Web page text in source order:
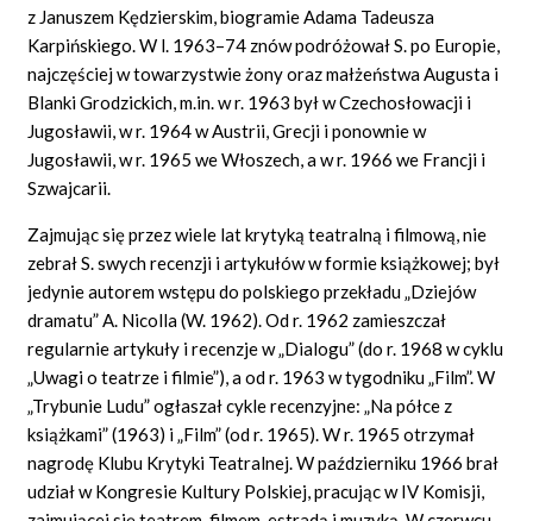
z Januszem Kędzierskim, biogramie Adama Tadeusza
Karpińskiego. W l. 1963–74 znów podróżował S. po Europie,
najczęściej w towarzystwie żony oraz małżeństwa Augusta i
Blanki Grodzickich, m.in. w r. 1963 był w Czechosłowacji i
Jugosławii, w r. 1964 w Austrii, Grecji i ponownie w
Jugosławii, w r. 1965 we Włoszech, a w r. 1966 we Francji i
Szwajcarii.
Zajmując się przez wiele lat krytyką teatralną i filmową, nie
zebrał S. swych recenzji i artykułów w formie książkowej; był
jedynie autorem wstępu do polskiego przekładu „Dziejów
dramatu” A. Nicolla (W. 1962). Od r. 1962 zamieszczał
regularnie artykuły i recenzje w „Dialogu” (do r. 1968 w cyklu
„Uwagi o teatrze i filmie”), a od r. 1963 w tygodniku „Film”. W
„Trybunie Ludu” ogłaszał cykle recenzyjne: „Na półce z
książkami” (1963) i „Film” (od r. 1965). W r. 1965 otrzymał
nagrodę Klubu Krytyki Teatralnej. W październiku 1966 brał
udział w Kongresie Kultury Polskiej, pracując w IV Komisji,